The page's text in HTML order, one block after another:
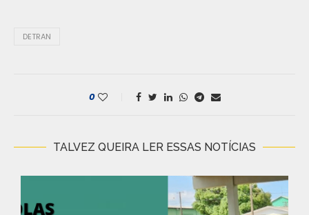
DETRAN
0
TALVEZ QUEIRA LER ESSAS NOTÍCIAS